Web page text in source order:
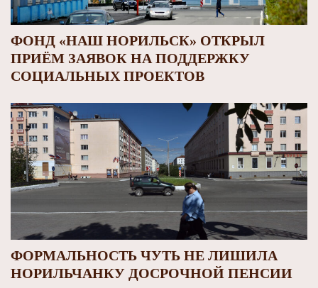
ФОНД «НАШ НОРИЛЬСК» ОТКРЫЛ
ПРИЁМ ЗАЯВОК НА ПОДДЕРЖКУ
СОЦИАЛЬНЫХ ПРОЕКТОВ
ФОРМАЛЬНОСТЬ ЧУТЬ НЕ ЛИШИЛА
НОРИЛЬЧАНКУ ДОСРОЧНОЙ ПЕНСИИ